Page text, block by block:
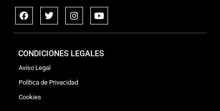
CONDICIONES LEGALES
Aviso Legal
Política de Privacidad
Cookies